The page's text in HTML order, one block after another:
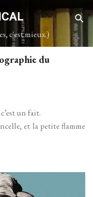
c'est mieux.)
du
un fait.
et la petite flamme